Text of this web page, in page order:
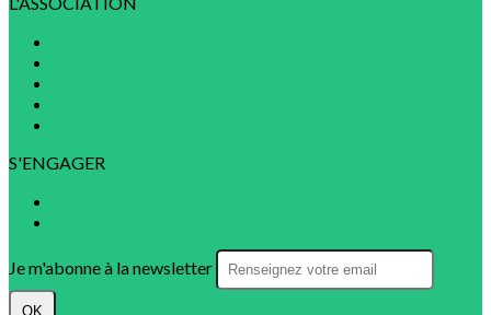
S'ENGAGER
Je m'abonne à la newsletter
OK